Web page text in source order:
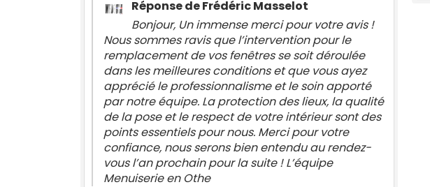
Réponse de Frédéric Masselot
Bonjour, Un immense merci pour votre avis !
Nous sommes ravis que l’intervention pour le
remplacement de vos fenêtres se soit déroulée
dans les meilleures conditions et que vous ayez
apprécié le professionnalisme et le soin apporté
par notre équipe. La protection des lieux, la qualité
de la pose et le respect de votre intérieur sont des
points essentiels pour nous. Merci pour votre
confiance, nous serons bien entendu au rendez-
vous l’an prochain pour la suite ! L’équipe
Menuiserie en Othe